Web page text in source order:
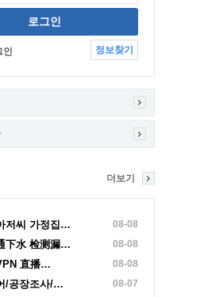
인 정보찾기
저씨 가정집… 08-08
下水 检测漏… 08-08
直播… 08-08
/공장조사/… 08-07
더보기